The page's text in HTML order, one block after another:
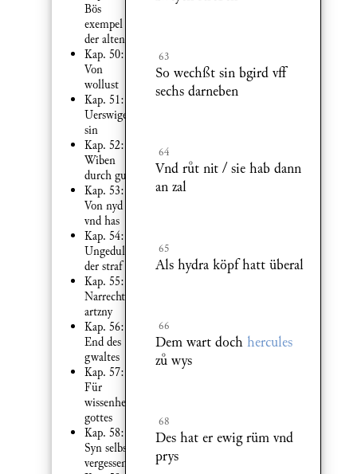
Bös
exempel
der alten
Kap. 50:
Von
wollust
Kap. 51:
Uerswigen
sin
Kap. 52:
Wiben
durch gut
Kap. 53:
Von nyd
vnd has
Kap. 54:
Ungedult
der straf
Kap. 55:
Narrecht
artzny
Kap. 56:
End des
gwaltes
Kap. 57:
Für
wissenheit
gottes
Kap. 58:
Syn selbs
vergessen
63
So wechßt sin bgird vff
sechs darneben
64
Vnd rt nit / sie hab dann
an zal
65
Als hydra köpf hatt überal
66
Dem wart doch hercules
z wys
68
Des hat er ewig rüm vnd
prys